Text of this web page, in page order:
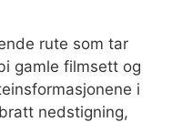
rute som tar
gamle filmsett og
i
nedstigning,